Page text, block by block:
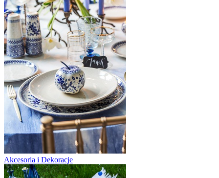
Akcesoria i Dekoracje